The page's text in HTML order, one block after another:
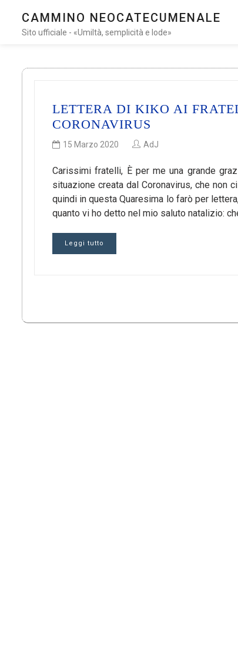
CAMMINO NEOCATECUMENALE
Sito ufficiale - «Umiltà, semplicità e lode»
LETTERA DI KIKO AI
CORONAVIRUS
15 Marzo 2020 AdJ
Carissimi fratelli, È per me una grande
situazione creata dal Coronavirus, che non
quindi in questa Quaresima lo farò per
quanto vi ho detto nel mio saluto natalizio:
Leggi tutto